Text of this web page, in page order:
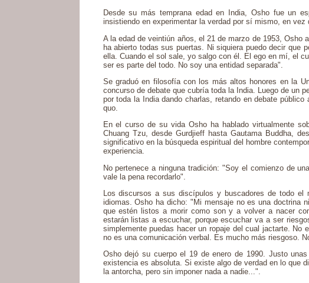
Desde su más temprana edad en India, Osho fue un
insistiendo en experimentar la verdad por sí mismo, en
A la edad de veintiún años, el 21 de marzo de 1953,
ha abierto todas sus puertas. Ni siquiera puedo decir que
ella. Cuando el sol sale, yo salgo con él. El ego en mí, el
ser es parte del todo. No soy una entidad separada".
Se graduó en filosofía con los más altos honores en la
concurso de debate que cubría toda la India. Luego de un
por toda la India dando charlas, retando en debate
quo.
En el curso de su vida Osho ha hablado virtualmente
Chuang Tzu, desde Gurdjieff hasta Gautama Buddha,
significativo en la búsqueda espiritual del hombre
experiencia.
No pertenece a ninguna tradición: "Soy el comienzo de
vale la pena recordarlo".
Los discursos a sus discípulos y buscadores de todo
idiomas. Osho ha dicho: "Mi mensaje no es una doctrina
que estén listos a morir como son y a volver a nacer
estarán listas a escuchar, porque escuchar va a ser
simplemente puedas hacer un ropaje del cual jactarte.
no es una comunicación verbal. Es mucho más riesgoso.
Osho dejó su cuerpo el 19 de enero de 1990. Justo
existencia es absoluta. Si existe algo de verdad en lo que
la antorcha, pero sin imponer nada a nadie...".